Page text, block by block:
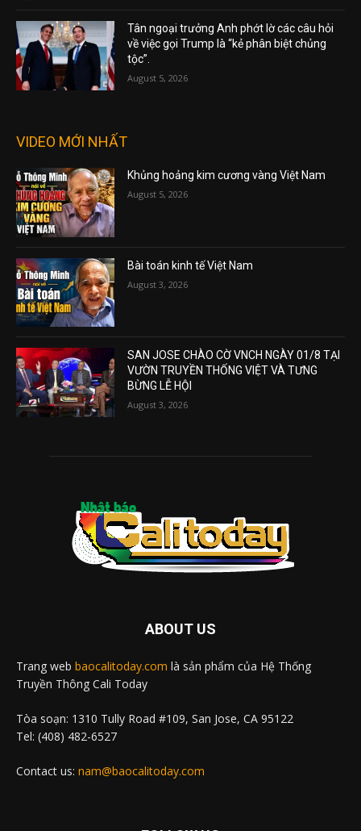
Tân ngoại trưởng Anh phớt lờ các câu hỏi
về việc gọi Trump là “kẻ phân biệt chủng
tộc”.
August 5, 2026
VIDEO MỚI NHẤT
Khủng hoảng kim cương vàng Việt Nam
August 5, 2026
Bài toán kinh tế Việt Nam
August 3, 2026
SAN JOSE CHÀO CỜ VNCH NGÀY 01/8 TẠI
VƯỜN TRUYỀN THỐNG VIỆT VÀ TƯNG
BỪNG LỄ HỘI
August 3, 2026
ABOUT US
Trang web baocalitoday.com là sản phẩm của Hệ Thống
Truyền Thông Cali Today
Tòa soạn: 1310 Tully Road #109, San Jose, CA 95122
Tel: (408) 482-6527
Contact us: nam@baocalitoday.com